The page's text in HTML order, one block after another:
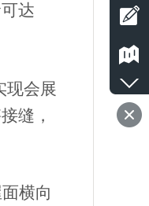
达
现会展
缝，
横向